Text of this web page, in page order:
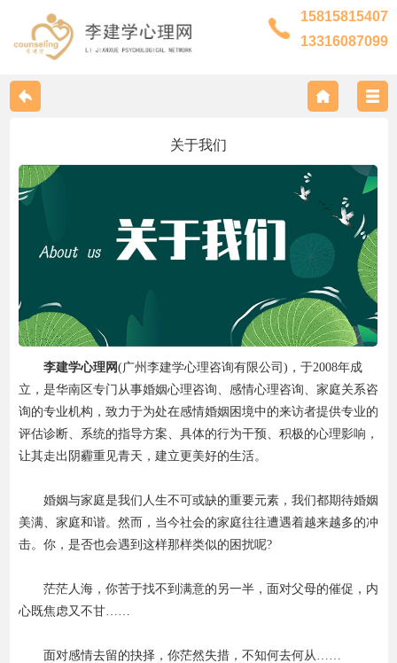
15815815407
13316087099
服务范围
预约流程
资费标准
关于我们
李建学心理网(广州李建学心理咨询有限公司)，于2008年成
立，是华南区专门从事婚姻心理咨询、感情心理咨询、家庭关系咨
询的专业机构，致力于为处在感情婚姻困境中的来访者提供专业的
评估诊断、系统的指导方案、具体的行为干预、积极的心理影响，
让其走出阴霾重见青天，建立更美好的生活。
婚姻与家庭是我们人生不可或缺的重要元素，我们都期待婚姻
美满、家庭和谐。然而，当今社会的家庭往往遭遇着越来越多的冲
击。你，是否也会遇到这样那样类似的困扰呢?
茫茫人海，你苦于找不到满意的另一半，面对父母的催促，内
心既焦虑又不甘……
面对感情去留的抉择，你茫然失措，不知何去何从……